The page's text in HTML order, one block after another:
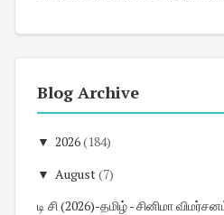
Blog Archive
▼ 2026(184)
▼ August(7)
டி சி (2026)-தமிழ் - சினிமா